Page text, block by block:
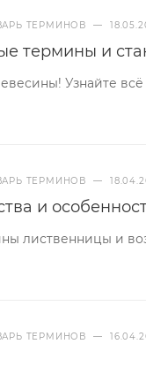
ТЕРМИНОВ —
термины и
Узнайте всё
ТЕРМИНОВ —
и
лиственницы и
ТЕРМИНОВ —